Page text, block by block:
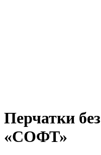
Перчатки
«СОФТ»